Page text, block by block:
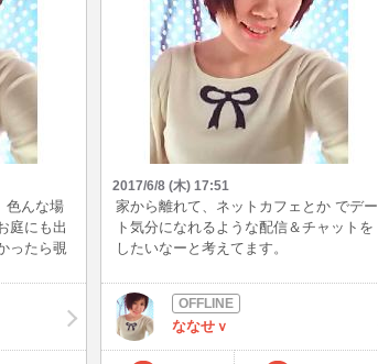
色んな場
庭にも出
ったら覗
2017/6/8 (木) 17:51
家から離れて、ネットカフェとか でデー
ト気分になれるような配信＆チャットを
したいなーと考えてます。
ななせｖ